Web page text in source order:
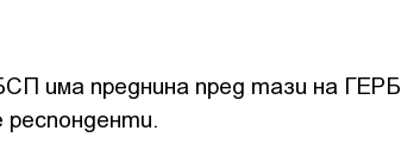
има преднина пред тази на ГЕРБ
респонденти.